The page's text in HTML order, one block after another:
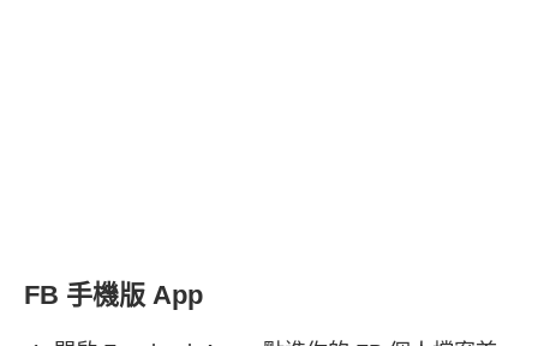
FB 手機版 App